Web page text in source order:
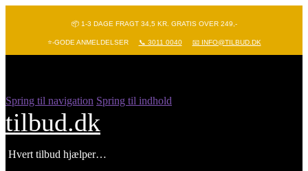
📦 1-3 DAGE FRAGT 34,5 KR. GRATIS OVER 249,-
⭐-GODE ANMELDELSER 📞 3011 0040 📧 INFO@TILBUD.DK
Spring til navigation Spring til indhold
tilbud.dk
Hvert tilbud hjælper…